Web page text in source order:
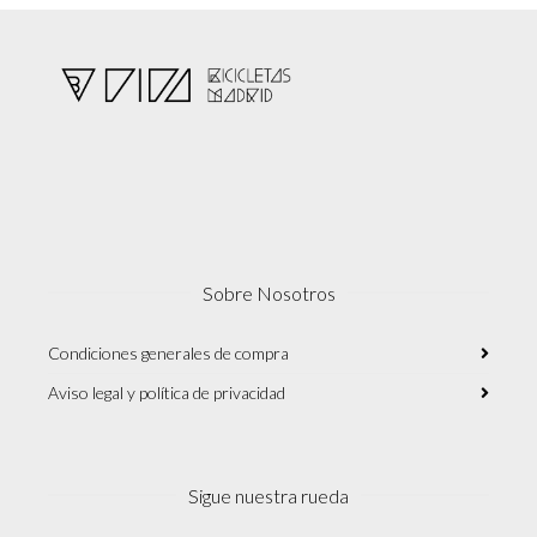
producto
Sobre Nosotros
Condiciones generales de compra
Aviso legal y política de privacidad
Sigue nuestra rueda